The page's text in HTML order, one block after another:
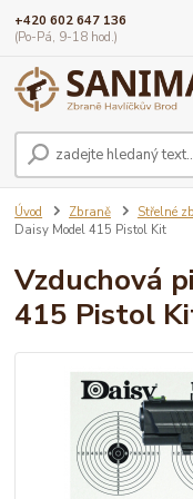
+420 602 647 136
(Po-Pá, 9-18 hod.)
Úvod Zbraně Střelné
Daisy Model 415 Pistol Kit
Vzduchová
415 Pistol